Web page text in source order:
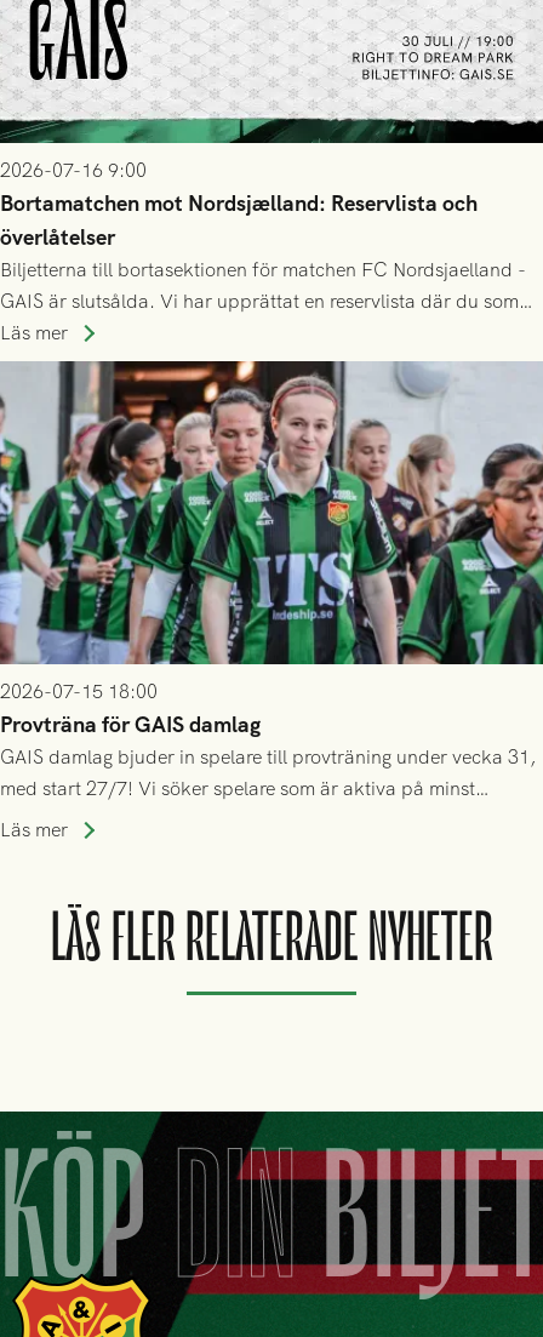
2026-07-16 9:00
Bortamatchen mot Nordsjælland: Reservlista och
överlåtelser
Biljetterna till bortasektionen för matchen FC Nordsjaelland -
GAIS är slutsålda. Vi har upprättat en reservlista där du som
ännu inte har någon biljett kan anmäla ditt intresse. Du kan
inte själv överlåta din biljett till någon annan.
Läs mer
2026-07-15 18:00
Provträna för GAIS damlag
GAIS damlag bjuder in spelare till provträning under vecka 31,
med start 27/7! Vi söker spelare som är aktiva på minst
division 3-nivå.
Läs mer
LÄS FLER RELATERADE NYHETER
KÖPDIN